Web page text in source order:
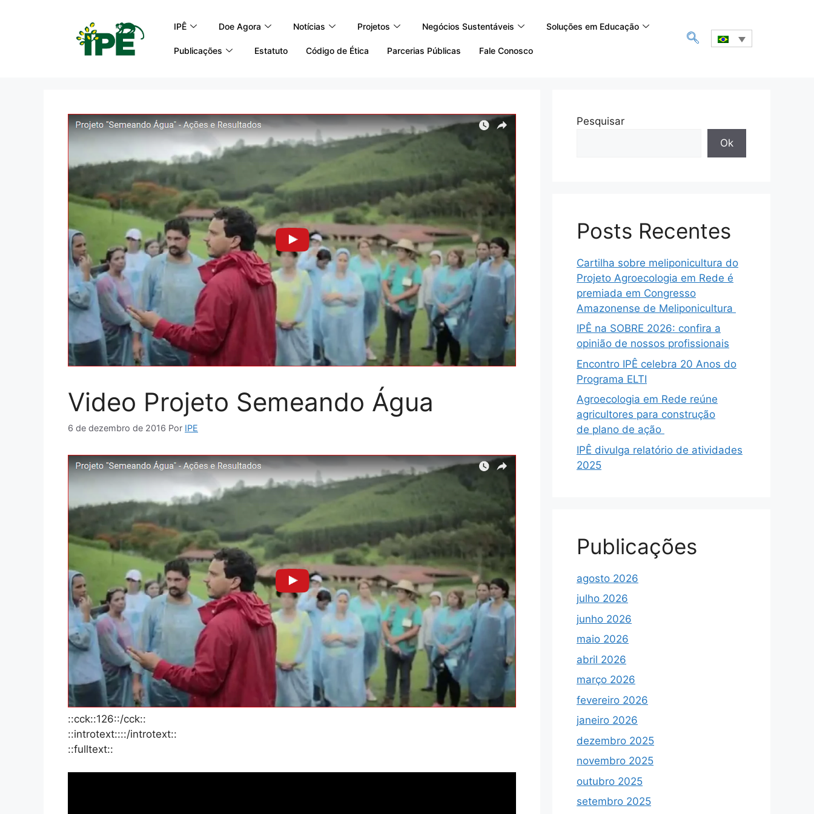
IPÊ Doe Agora Notícias Projetos Negócios Sustentáveis Soluções em Educação
Publicações Estatuto Código de Ética Parcerias Públicas Fale Conosco
Video Projeto Semeando Água
6 de dezembro de 2016 Por IPE
::cck::126::/cck::
::introtext::::/introtext::
::fulltext::
Pesquisar
Ok
Posts Recentes
Cartilha sobre meliponicultura do
Projeto Agroecologia em Rede é
premiada em Congresso
Amazonense de Meliponicultura
IPÊ na SOBRE 2026: confira a
opinião de nossos profissionais
Encontro IPÊ celebra 20 Anos do
Programa ELTI
Agroecologia em Rede reúne
agricultores para construção
de plano de ação
IPÊ divulga relatório de atividades
2025
Publicações
agosto 2026
julho 2026
junho 2026
maio 2026
abril 2026
março 2026
fevereiro 2026
janeiro 2026
dezembro 2025
novembro 2025
outubro 2025
setembro 2025